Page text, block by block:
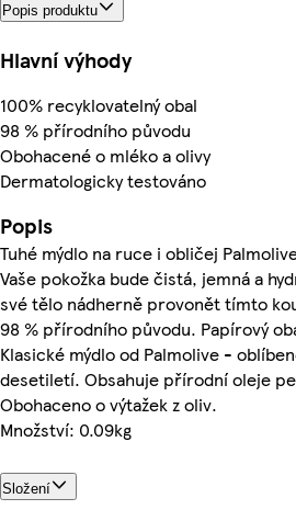
Popis produktu
Hlavní výhody
100% recyklovatelný obal
98 % přírodního původu
Obohacené o mléko a olivy
Dermatologicky testováno
Popis
Tuhé mýdlo na ruce i obličej
Vaše pokožka bude čistá, jemná a
své tělo nádherně provonět tímto
98 % přírodního původu. Papírový
Klasické mýdlo od Palmolive -
desetiletí. Obsahuje přírodní oleje
Obohaceno o výtažek z oliv.
Množství: 0.09kg
Složení